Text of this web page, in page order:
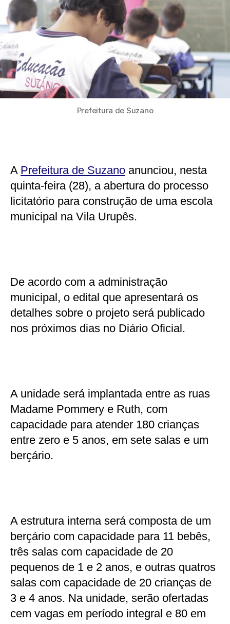
Prefeitura de Suzano
A Prefeitura de Suzano anunciou, nesta
quinta-feira (28), a abertura do processo
licitatório para construção de uma escola
municipal na Vila Urupês.
De acordo com a administração
municipal, o edital que apresentará os
detalhes sobre o projeto será publicado
nos próximos dias no Diário Oficial.
A unidade será implantada entre as ruas
Madame Pommery e Ruth, com
capacidade para atender 180 crianças
entre zero e 5 anos, em sete salas e um
berçário.
A estrutura interna será composta de um
berçário com capacidade para 11 bebês,
três salas com capacidade de 20
pequenos de 1 e 2 anos, e outras quatros
salas com capacidade de 20 crianças de
3 e 4 anos. Na unidade, serão ofertadas
cem vagas em período integral e 80 em